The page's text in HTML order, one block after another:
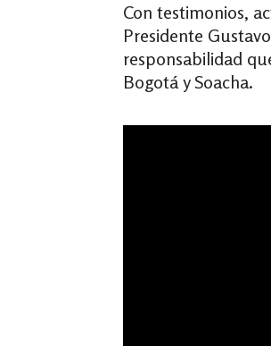
Con testimonios,
Presidente
responsabilidad
Bogotá y Soacha.